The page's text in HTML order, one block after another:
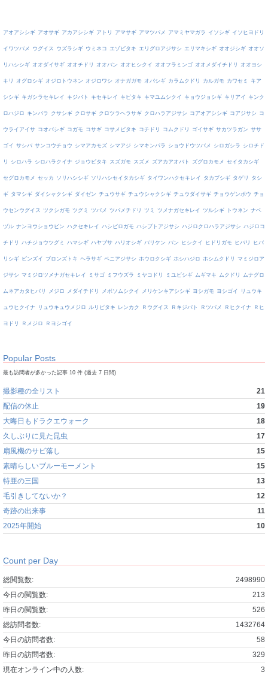
アオアシシギ アオサギ アカアシシギ アトリ アマサギ アマツバメ アマミヤマガラ イソシギ イソヒヨドリ
イワツバメ ウグイス ウズラシギ ウミネコ エゾビタキ エリグロアジサシ エリマキシギ オオジシギ オオソ
リハシシギ オオダイサギ オオチドリ オオバン オオヒシクイ オオフラミンゴ オオメダイチドリ オオヨシ
キリ オグロシギ オジロトウネン オジロワシ オナガガモ オバシギ カラムクドリ カルガモ カワセミ キア
シシギ キガシラセキレイ キジバト キセキレイ キビタキ キマユムシクイ キョウジョシギ キリアイ キンク
ロハジロ キンパラ クサシギ クロサギ クロツラヘラサギ クロハラアジサシ コアオアシシギ コアジサシ コ
ウライアイサ コオバシギ コガモ コサギ コサメビタキ コチドリ コムクドリ ゴイサギ サカツラガン ササ
ゴイ サシバ サンコウチョウ シマアカモズ シマアジ シマキンパラ ショウドウツバメ シロガシラ シロチド
リ シロハラ シロハラクイナ ジョウビタキ スズガモ スズメ ズアカアオバト ズグロカモメ セイタカシギ
セグロカモメ セッカ ソリハシシギ ソリハシセイタカシギ タイワンハクセキレイ タカブシギ タゲリ タシ
ギ タマシギ ダイシャクシギ ダイゼン チュウサギ チュウシャクシギ チュウダイサギ チョウゲンボウ チョ
ウセンウグイス ツクシガモ ツグミ ツバメ ツバメチドリ ツミ ツメナガセキレイ ツルシギ トウネン ナベ
ヅル ナンヨウショウビン ハクセキレイ ハシビロガモ ハシブトアジサシ ハジロクロハラアジサシ ハジロコ
チドリ ハチジョウツグミ ハマシギ ハヤブサ ハリオシギ バリケン バン ヒシクイ ヒドリガモ ヒバリ ヒバ
リシギ ビンズイ ブロンズトキ ヘラサギ ベニアジサシ ホウロクシギ ホシハジロ ホシムクドリ マミジロア
ジサシ マミジロツメナガセキレイ ミサゴ ミフウズラ ミヤコドリ ミユビシギ ムギマキ ムクドリ ムナグロ
ムネアカタヒバリ メジロ メダイチドリ メボソムシクイ メリケンキアシシギ ヨシガモ ヨシゴイ リュウキ
ュウヒクイナ リュウキュウメジロ ルリビタキ レンカク Ｒウグイス Ｒキジバト Ｒツバメ Ｒヒクイナ Ｒヒ
ヨドリ Ｒメジロ Ｒヨシゴイ
Popular Posts
最も訪問者が多かった記事 10 件 (過去 7 日間)
撮影種の全リスト
21
配信の休止
19
大晦日もドラクエウォーク
18
久しぶりに見た昆虫
17
扇風機のサビ落し
15
素晴らしいブルーモーメント
15
特亜の三国
13
毛引きしてないか？
12
奇跡の出来事
11
2025年開始
10
Count per Day
2498990
総閲覧数:
213
今日の閲覧数:
526
昨日の閲覧数:
1432764
総訪問者数:
58
今日の訪問者数:
329
昨日の訪問者数:
3
現在オンライン中の人数: